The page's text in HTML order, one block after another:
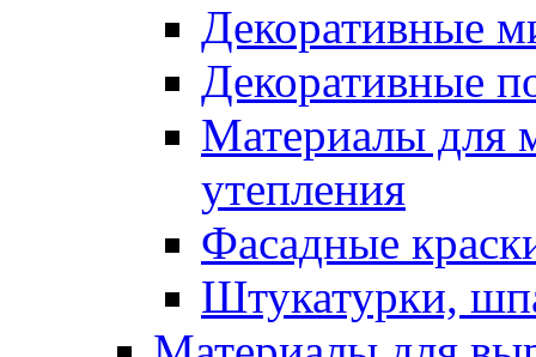
Декоративные
Декоративные
Материалы для
утепления
Фасадные
Штукатурки,